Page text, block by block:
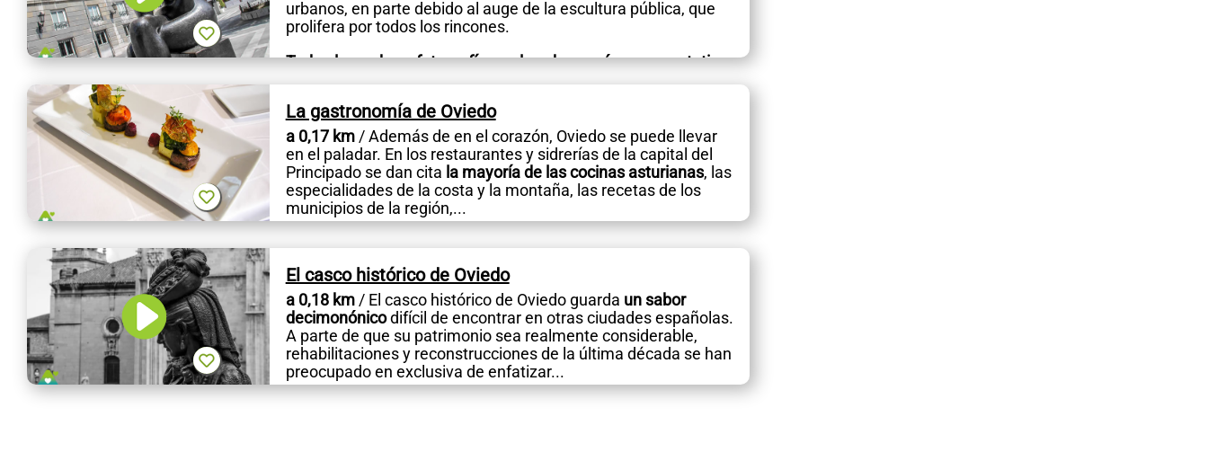
urbanos, en parte debido al auge de la escultura pública, que
prolifera por todos los rincones.
Todo el mundo se fotografía con las obras más representativas
de...
La gastronomía de Oviedo
a 0,17 km/ Además de en el corazón, Oviedo se puede llevar
en el paladar. En los restaurantes y sidrerías de la capital del
Principado se dan cita la mayoría de las cocinas asturianas, las
especialidades de la costa y la montaña, las recetas de los
municipios de la región,...
El casco histórico de Oviedo
a 0,18 km/ El casco histórico de Oviedo guarda un sabor
decimonónicodifícil de encontrar en otras ciudades españolas.
A parte de que su patrimonio sea realmente considerable,
rehabilitaciones y reconstrucciones de la última década se han
preocupado en exclusiva de enfatizar...